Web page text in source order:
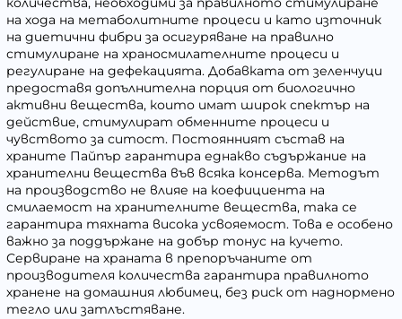
на хода на метаболитните процеси и като източник
на диетични фибри за осигуряване на правилно
стимулиране на храносмилателните процеси и
регулиране на дефекацията. Добавката от зеленчуци
предоставя допълнителна порция от биологично
активни вещества, които имат широк спектър на
действие, стимулират обменните процеси и
чувството за ситост. Постоянният състав на
храните Пайпър гарантира еднакво съдържание на
хранителни вещества във всяка консерва. Методът
на производство не влияе на коефициента на
смилаемост на хранителните вещества, така се
гарантира тяхната висока усвояемост. Това е особено
важно за поддържане на добър тонус на кучето.
Сервиране на храната в препоръчаните от
производителя количества гарантира правилното
хранене на домашния любимец, без риск от наднормено
тегло или затлъстяване.